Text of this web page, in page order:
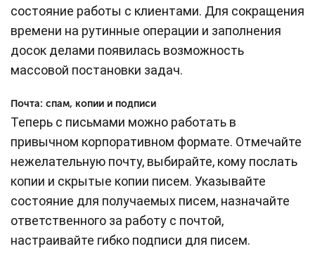
состояние работы с клиентами. Для сокращения
времени на рутинные операции и заполнения
досок делами появилась возможность
массовой постановки задач.
Почта: спам, копии и подписи
Теперь с письмами можно работать в
привычном корпоративном формате. Отмечайте
нежелательную почту, выбирайте, кому послать
копии и скрытые копии писем. Указывайте
состояние для получаемых писем, назначайте
ответственного за работу с почтой,
настраивайте гибко подписи для писем.